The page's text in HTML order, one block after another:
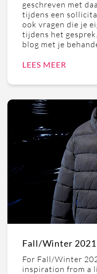
geschreven met
tijdens een
ook vragen die je
tijdens het
blog met je
LEES MEER
Fall/Winter 2021
For Fall/Winter
inspiration from a